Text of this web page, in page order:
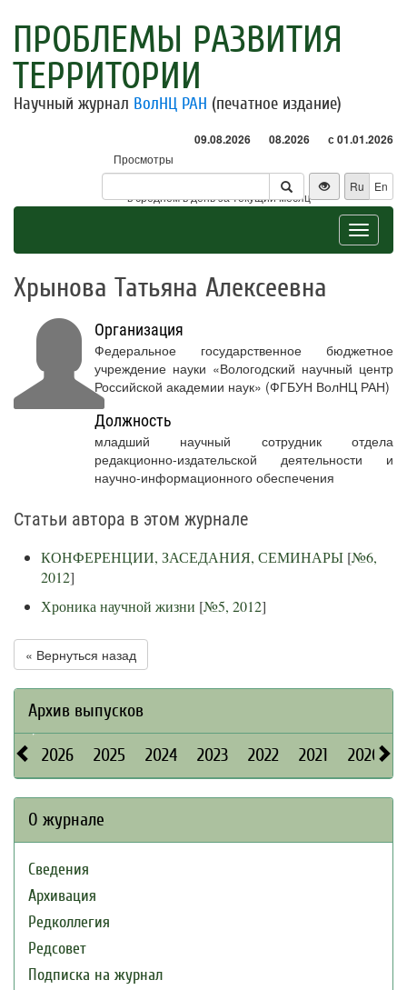
ПРОБЛЕМЫ РАЗВИТИЯ
ТЕРРИТОРИИ
Научный журнал ВолНЦ РАН (печатное издание)
09.08.2026 08.2026 с 01.01.2026
Просмотры
Посетители
* - в среднем в день за текущий месяц
Ru En
Toggle
Хрынова Татьяна Алексеевна
Организация
Федеральное государственное бюджетное
учреждение науки «Вологодский научный центр
Российской академии наук» (ФГБУН ВолНЦ РАН)
Должность
младший научный сотрудник отдела
редакционно-издательской деятельности и
научно-информационного обеспечения
Статьи автора в этом журнале
КОНФЕРЕНЦИИ, ЗАСЕДАНИЯ, СЕМИНАРЫ [№6,
2012]
Хроника научной жизни [№5, 2012]
« Вернуться назад
Архив выпусков
2026 2025 2024 2023 2022 2021 2020
О журнале
Сведения
Архивация
Редколлегия
Редсовет
Подписка на журнал